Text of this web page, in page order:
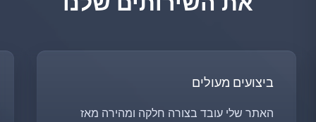
ביצועים מעולים
האתר שלי עובד בצורה חלקה ומהירה מאז